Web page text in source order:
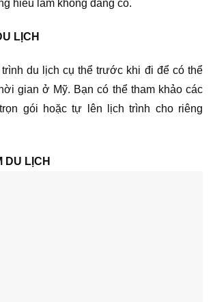
hiểu lầm không đáng có.
LỊCH
du lịch cụ thể trước khi đi để có thể
gian ở Mỹ. Bạn có thể tham khảo các
gói hoặc tự lên lịch trình cho riêng
DU LỊCH